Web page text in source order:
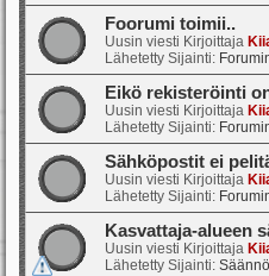
Foorumi toimii..
Uusin viesti Kirjoittaja
Lähetetty Sijainti:
Eikö rekisteröinti
Uusin viesti Kirjoittaja
Lähetetty Sijainti:
Sähköpostit ei
Uusin viesti Kirjoittaja
Lähetetty Sijainti:
Kasvattaja-alueen
Uusin viesti Kirjoittaja
Lähetetty Sijainti: